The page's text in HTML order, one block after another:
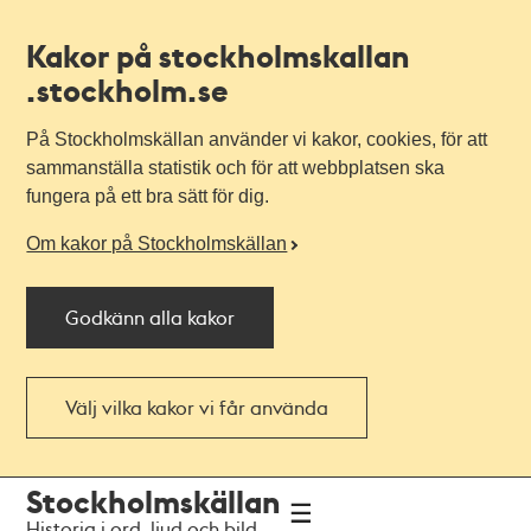
Kakor på stockholmskallan
.stockholm.se
På Stockholmskällan använder vi kakor, cookies, för att
sammanställa statistik och för att webbplatsen ska
fungera på ett bra sätt för dig.
Om kakor på Stockholmskällan
Godkänn alla kakor
Välj vilka kakor vi får använda
navigationen
huvudinnehållet
Stockholmskällan